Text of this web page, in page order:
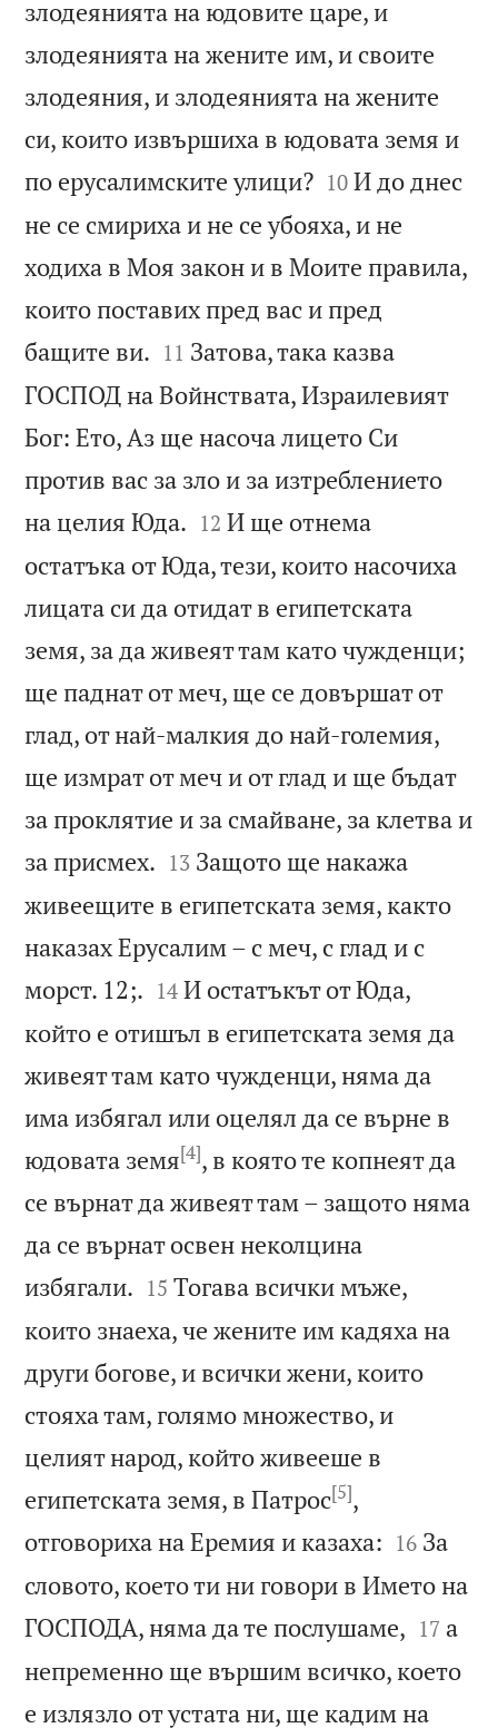
злодеянията на юдовите царе, и
злодеянията на жените им, и своите
злодеяния, и злодеянията на жените
си, които извършиха в юдовата земя и
по ерусалимските улици?
10 И до днес
не се смириха и не се убояха, и не
ходиха в Моя закон и в Моите правила,
които поставих пред вас и пред
бащите ви. 

11 Затова, така казва
ГОСПОД на Войнствата, Израилевият
Бог: Ето, Аз ще насоча лицето Си
против вас за зло и за изтреблението
на целия Юда. 

12 И ще отнема
остатъка от Юда, тези, които насочиха
лицата си да отидат в египетската
земя, за да живеят там като чужденци;
ще паднат от меч, ще се довършат от
глад, от най-малкия до най-големия,
ще измрат от меч и от глад и ще бъдат
за проклятие и за смайване, за клетва и
за присмех. 

13 Защото ще накажа
живеещите в египетската земя, както
наказах Ерусалим – с меч, с глад и с
морст. 12;. 

14 И остатъкът от Юда,
който е отишъл в египетската земя да
живеят там като чужденци, няма да
има избягал или оцелял да се върне в
юдовата земя[4], в която те копнеят да
се върнат да живеят там – защото няма
да се върнат освен неколцина
избягали. 

15 Тогава всички мъже,
които знаеха, че жените им кадяха на
други богове, и всички жени, които
стояха там, голямо множество, и
целият народ, който живееше в
египетската земя, в Патрос[5],
отговориха на Еремия и казаха: 

16 За
словото, което ти ни говори в Името на
ГОСПОДА, няма да те послушаме, 

17 а
непременно ще вършим всичко, което
е излязло от устата ни, ще кадим на